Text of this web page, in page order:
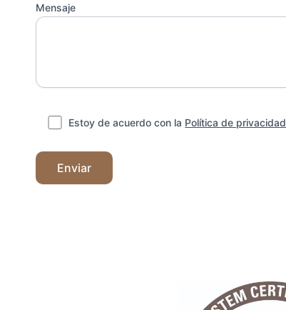
Mensaje
Estoy de acuerdo con la Política de privacidad